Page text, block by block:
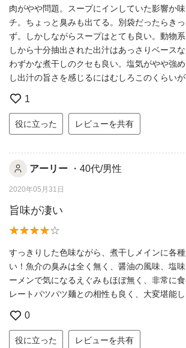
肉がやや問題。スープにインしていた影響か
チ。ちょっと臭みも出てる。別袋だったらき
ず。しかしながらスープはとても良い。動物
しから十分抽出された出汁はあっさりベースな
わずかな煮干しのクセも良い。塩気がやや強
し出汁の旨さを感じるにはむしろこのくらいが
1
役に立った レビューを共有
アーリー ・40代/男性
2020年05月31日
旨味が凄い
すっきりした色味ながら、煮干しメインに各
い！魚介の臭みは全く無く、醤油の風味、塩
ーメンで気になるえぐみもほぼ無く、非常に
レートパツパツ麺との相性も良く、大変堪能し
0
役に立った レビューを共有